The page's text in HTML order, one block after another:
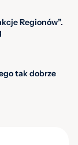
Regionów”.
tak dobrze